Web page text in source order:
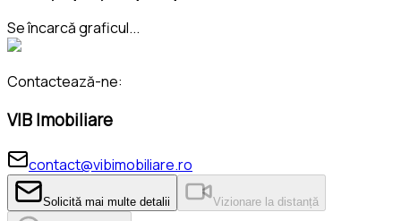
Se încarcă graficul...
Contactează-ne:
VIB Imobiliare
contact@vibimobiliare.ro
Solicită mai multe detalii Vizionare la distanță